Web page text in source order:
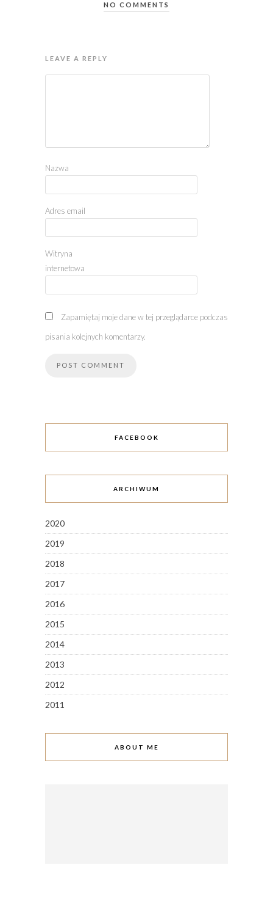
NO COMMENTS
LEAVE A REPLY
Nazwa
Adres email
Witryna
internetowa
Zapamiętaj moje dane w tej przeglądarce podczas
pisania kolejnych komentarzy.
FACEBOOK
ARCHIWUM
2020
2019
2018
2017
2016
2015
2014
2013
2012
2011
ABOUT ME